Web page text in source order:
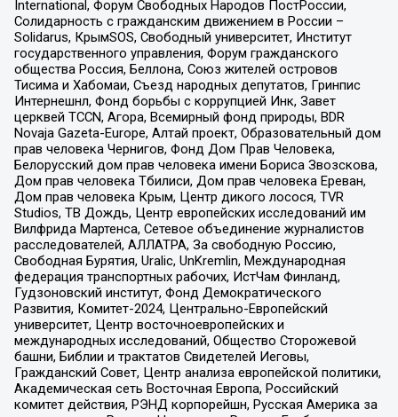
International, Форум Свободных Народов ПостРоссии,
Солидарность с гражданским движением в России –
Solidarus, КрымSOS, Свободный университет, Институт
государственного управления, Форум гражданского
общества Россия, Беллона, Союз жителей островов
Тисима и Хабомаи, Съезд народных депутатов, Гринпис
Интернешнл, Фонд борьбы с коррупцией Инк, Завет
церквей TCCN, Агора, Всемирный фонд природы, BDR
Novaja Gazeta-Europe, Алтай проект, Образовательный дом
прав человека Чернигов, Фонд Дом Прав Человека,
Белорусский дом прав человека имени Бориса Звозскова,
Дом прав человека Тбилиси, Дом прав человека Ереван,
Дом прав человека Крым, Центр дикого лосося, TVR
Studios, ТВ Дождь, Центр европейских исследований им
Вилфрида Мартенса, Сетевое объединение журналистов
расследователей, АЛЛАТРА, За свободную Россию,
Свободная Бурятия, Uralic, UnKremlin, Международная
федерация транспортных рабочих, ИстЧам Финланд,
Гудзоновский институт, Фонд Демократического
Развития, Комитет-2024, Центрально-Европейский
университет, Центр восточноевропейских и
международных исследований, Общество Сторожевой
башни, Библии и трактатов Свидетелей Иеговы,
Гражданский Совет, Центр анализа европейской политики,
Академическая сеть Восточная Европа, Российский
комитет действия, РЭНД корпорейшн, Русская Америка за